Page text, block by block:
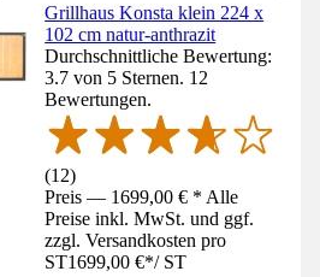
Grillhaus Konsta klein 224 x
102 cm natur-anthrazit
Durchschnittliche Bewertung:
3.7 von 5 Sternen. 12
Bewertungen.
(12)
Preis — 1699,00 € * Alle
Preise inkl. MwSt. und ggf.
zzgl. Versandkosten pro
ST1699,00 €*/ ST